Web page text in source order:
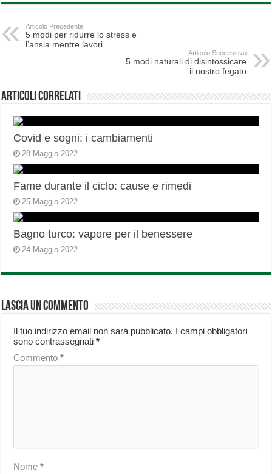
Articolo Precedente
5 modi per ridurre lo stress e
l’ansia mentre lavori
Articolo Successivo
5 modi naturali di disintossicare
il nostro fegato
Articoli correlati
Covid e sogni: i cambiamenti
28 Maggio 2022
Fame durante il ciclo: cause e rimedi
25 Maggio 2022
Bagno turco: vapore per il benessere
24 Maggio 2022
Lascia un commento
Il tuo indirizzo email non sarà pubblicato. I campi obbligatori
sono contrassegnati*
Commento*
Nome*